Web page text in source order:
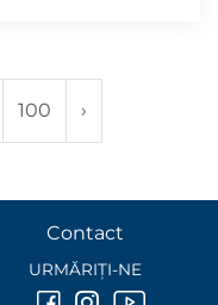
100 ›
Contact
URMĂRIȚI-NE